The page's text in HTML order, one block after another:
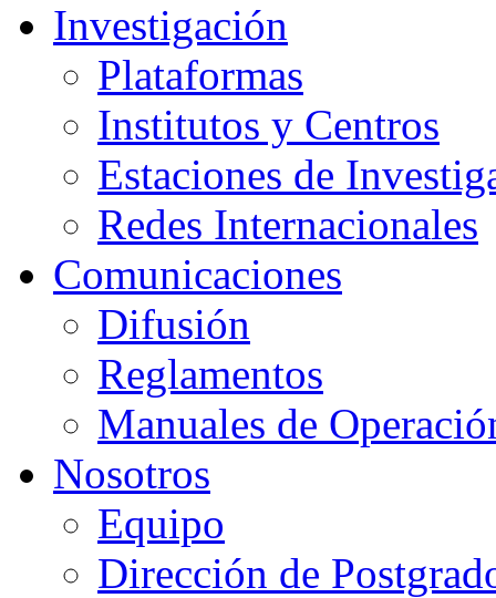
Investigación
Plataformas
Institutos y Centros
Estaciones de
Redes Internacionales
Comunicaciones
Difusión
Reglamentos
Manuales de
Nosotros
Equipo
Dirección de